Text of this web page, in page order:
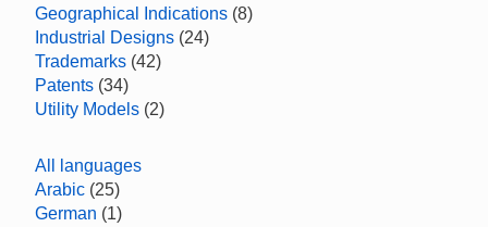
Geographical Indications (8)
Industrial Designs (24)
Trademarks (42)
Patents (34)
Utility Models (2)
All languages
Arabic (25)
German (1)